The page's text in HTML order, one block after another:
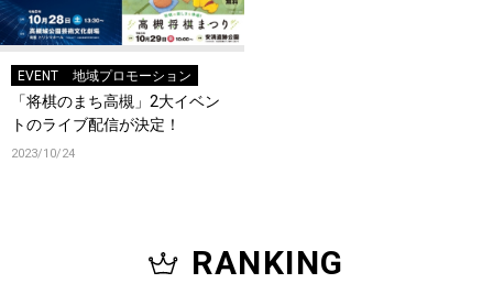
EVENT 地域プロモーション
「将棋のまち高槻」2大イベン
トのライブ配信が決定！
2023/10/24
RANKING